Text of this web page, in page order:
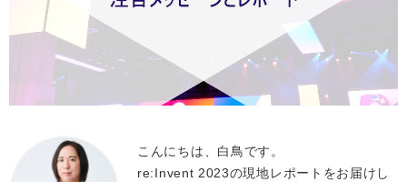
こんにちは、白鳥です。
re:Invent 2023の現地レポートをお届けし